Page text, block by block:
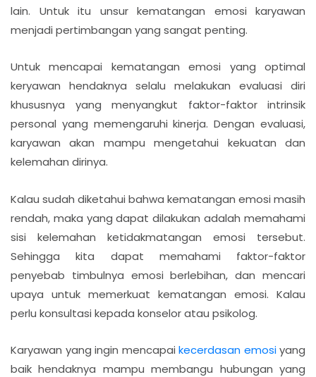
lain. Untuk itu unsur kematangan emosi karyawan
menjadi pertimbangan yang sangat penting.
Untuk mencapai kematangan emosi yang optimal
keryawan hendaknya selalu melakukan evaluasi diri
khususnya yang menyangkut faktor-faktor intrinsik
personal yang memengaruhi kinerja. Dengan evaluasi,
karyawan akan mampu mengetahui kekuatan dan
kelemahan dirinya.
Kalau sudah diketahui bahwa kematangan emosi masih
rendah, maka yang dapat dilakukan adalah memahami
sisi kelemahan ketidakmatangan emosi tersebut.
Sehingga kita dapat memahami faktor-faktor
penyebab timbulnya emosi berlebihan, dan mencari
upaya untuk memerkuat kematangan emosi. Kalau
perlu konsultasi kepada konselor atau psikolog.
Karyawan yang ingin mencapai kecerdasan emosiyang
baik hendaknya mampu membangu hubungan yang